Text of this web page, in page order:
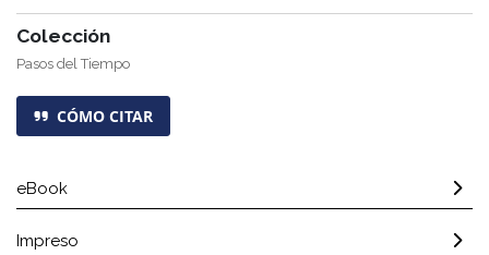
Colección
Pasos del Tiempo
CÓMO CITAR
eBook
Impreso